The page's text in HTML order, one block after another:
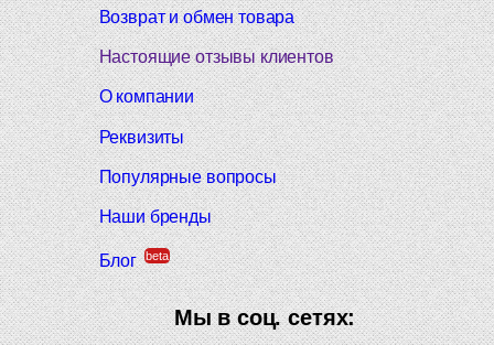
Возврат и обмен товара
Настоящие отзывы клиентов
О компании
Реквизиты
Популярные вопросы
Наши бренды
Блог beta
Мы в соц. сетях: